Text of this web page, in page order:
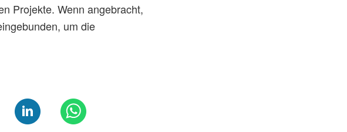
Projekte. Wenn angebracht,
um die